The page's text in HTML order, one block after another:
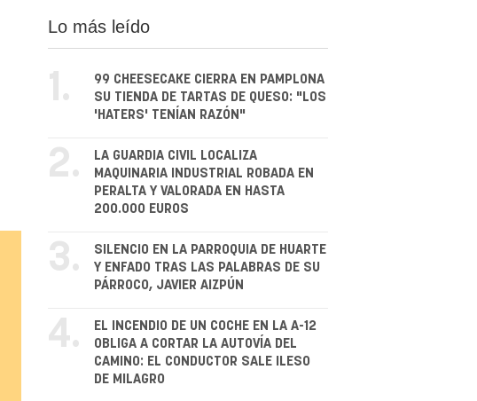
Lo más leído
1.
99 CHEESECAKE CIERRA EN PAMPLONA
SU TIENDA DE TARTAS DE QUESO: "LOS
'HATERS' TENÍAN RAZÓN"
2.
LA GUARDIA CIVIL LOCALIZA
MAQUINARIA INDUSTRIAL ROBADA EN
PERALTA Y VALORADA EN HASTA
200.000 EUROS
3.
SILENCIO EN LA PARROQUIA DE HUARTE
Y ENFADO TRAS LAS PALABRAS DE SU
PÁRROCO, JAVIER AIZPÚN
4.
EL INCENDIO DE UN COCHE EN LA A-12
OBLIGA A CORTAR LA AUTOVÍA DEL
CAMINO: EL CONDUCTOR SALE ILESO
DE MILAGRO